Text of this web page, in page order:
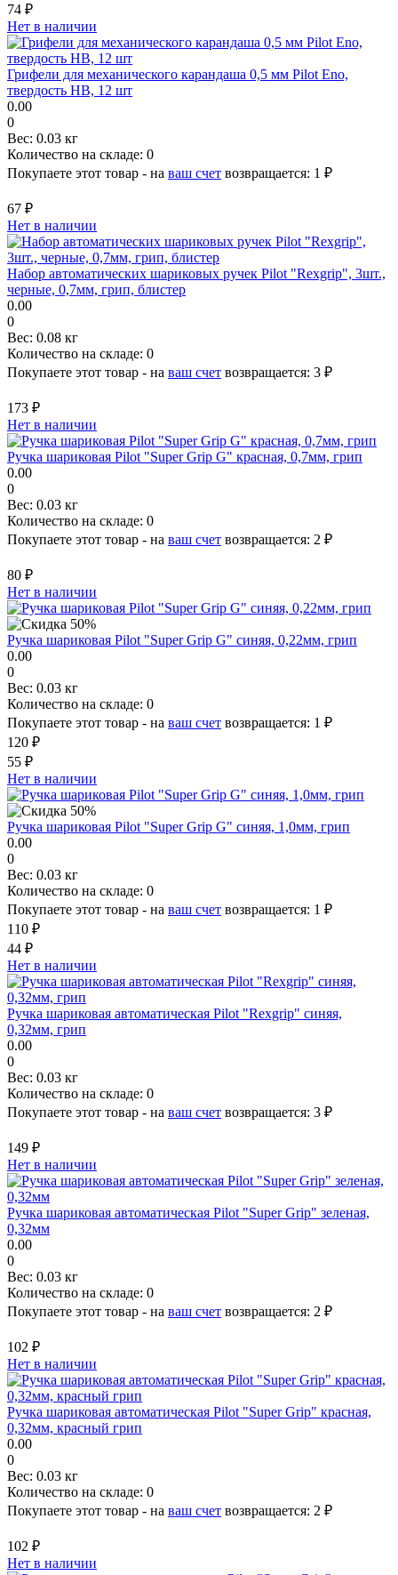
74 ₽
Нет в наличии
Грифели для механического карандаша 0,5 мм Pilot Eno,
твердость HB, 12 шт
0.00
0
Вес: 0.03 кг
Количество на складе: 0
Покупаете этот товар - на ваш счет возвращается: 1 ₽
67 ₽
Нет в наличии
Набор автоматических шариковых ручек Pilot "Rexgrip", 3шт.,
черные, 0,7мм, грип, блистер
0.00
0
Вес: 0.08 кг
Количество на складе: 0
Покупаете этот товар - на ваш счет возвращается: 3 ₽
173 ₽
Нет в наличии
Ручка шариковая Pilot "Super Grip G" красная, 0,7мм, грип
0.00
0
Вес: 0.03 кг
Количество на складе: 0
Покупаете этот товар - на ваш счет возвращается: 2 ₽
80 ₽
Нет в наличии
Ручка шариковая Pilot "Super Grip G" синяя, 0,22мм, грип
0.00
0
Вес: 0.03 кг
Количество на складе: 0
Покупаете этот товар - на ваш счет возвращается: 1 ₽
120 ₽
55 ₽
Нет в наличии
Ручка шариковая Pilot "Super Grip G" синяя, 1,0мм, грип
0.00
0
Вес: 0.03 кг
Количество на складе: 0
Покупаете этот товар - на ваш счет возвращается: 1 ₽
110 ₽
44 ₽
Нет в наличии
Ручка шариковая автоматическая Pilot "Rexgrip" синяя,
0,32мм, грип
0.00
0
Вес: 0.03 кг
Количество на складе: 0
Покупаете этот товар - на ваш счет возвращается: 3 ₽
149 ₽
Нет в наличии
Ручка шариковая автоматическая Pilot "Super Grip" зеленая,
0,32мм
0.00
0
Вес: 0.03 кг
Количество на складе: 0
Покупаете этот товар - на ваш счет возвращается: 2 ₽
102 ₽
Нет в наличии
Ручка шариковая автоматическая Pilot "Super Grip" красная,
0,32мм, красный грип
0.00
0
Вес: 0.03 кг
Количество на складе: 0
Покупаете этот товар - на ваш счет возвращается: 2 ₽
102 ₽
Нет в наличии